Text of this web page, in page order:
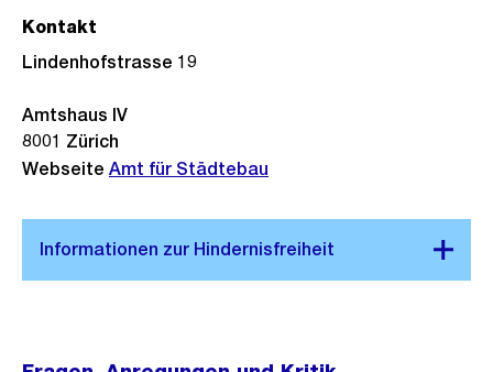
Kontakt
Lindenhofstrasse 19
Amtshaus IV
8001 Zürich
Webseite Amt für Städtebau